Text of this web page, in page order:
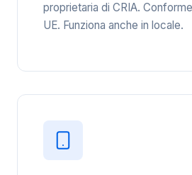
proprietaria di CRIA.
UE. Funziona anche in locale.